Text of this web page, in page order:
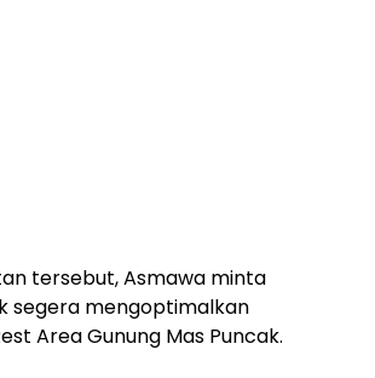
tersebut, Asmawa minta
segera mengoptimalkan
Area Gunung Mas Puncak.